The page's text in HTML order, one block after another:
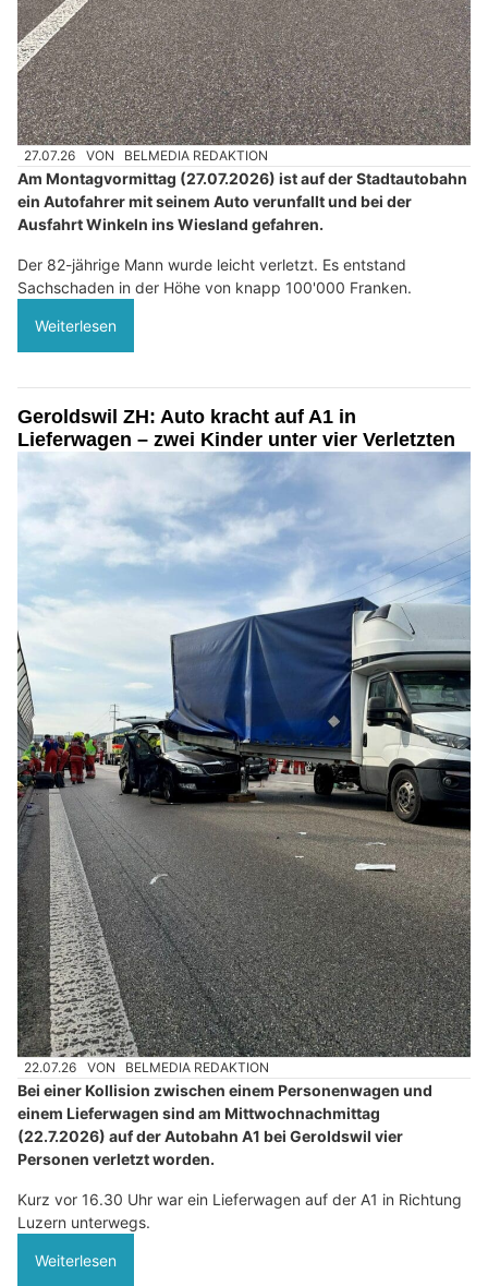
27.07.26 VON BELMEDIA REDAKTION
Am Montagvormittag (27.07.2026) ist auf der Stadtautobahn
ein Autofahrer mit seinem Auto verunfallt und bei der
Ausfahrt Winkeln ins Wiesland gefahren.
Der 82-jährige Mann wurde leicht verletzt. Es entstand
Sachschaden in der Höhe von knapp 100'000 Franken.
Weiterlesen
Geroldswil ZH: Auto kracht auf A1 in
Lieferwagen – zwei Kinder unter vier Verletzten
22.07.26 VON BELMEDIA REDAKTION
Bei einer Kollision zwischen einem Personenwagen und
einem Lieferwagen sind am Mittwochnachmittag
(22.7.2026) auf der Autobahn A1 bei Geroldswil vier
Personen verletzt worden.
Kurz vor 16.30 Uhr war ein Lieferwagen auf der A1 in Richtung
Luzern unterwegs.
Weiterlesen